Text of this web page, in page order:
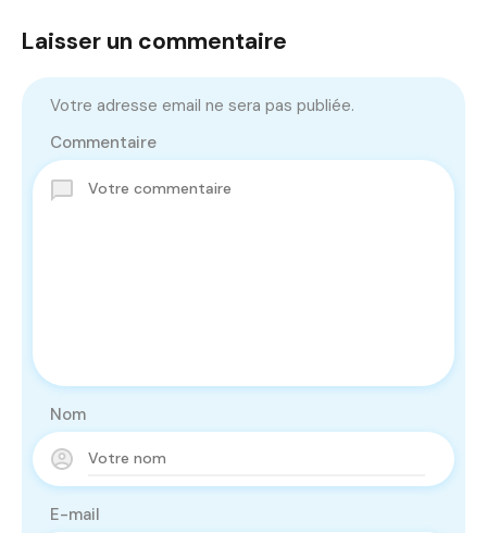
Laisser un commentaire
Votre adresse email ne sera pas publiée.
Commentaire
Nom
E-mail